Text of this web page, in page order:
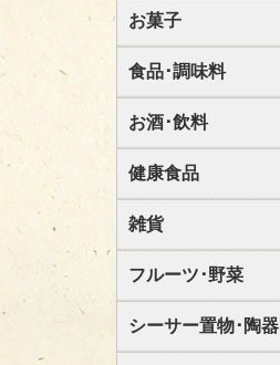
お菓子
食品･調味料
お酒･飲料
健康食品
雑貨
フルーツ･野菜
シーサー置物･陶器